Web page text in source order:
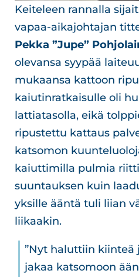
Keiteleen rannalla
vapaa-aikajohtajan
Pekka ”Jupe”
olevansa syypää
mukaansa kattoon
kaiutinratkaisulle oli
lattiatasolla, eikä
ripustettu kattaus
katsomon
kaiuttimilla pulmia
suuntauksen kuin
yksille ääntä tuli liian
liikaakin.
”Nyt haluttiin kiinteä
jakaa katsomoon